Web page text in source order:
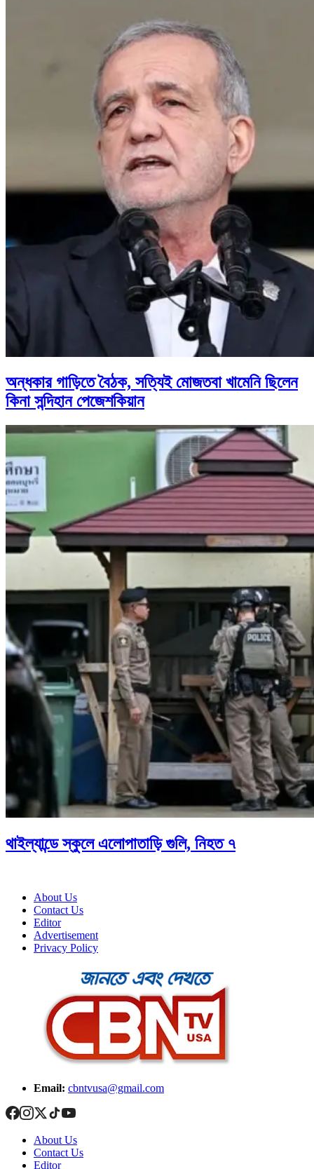
অন্ধকার গাড়িতে বৈঠক, সত্যিই মোজতবা খামেনি ছিলেন
কিনা সন্দিহান পেজেশকিয়ান
থাইল্যান্ডে স্কুলে এলোপাতাড়ি গুলি, নিহত ৭
About Us
Contact Us
Editor
Advertisement
Privacy Policy
Email: cbntvusa@gmail.com
About Us
Contact Us
Editor